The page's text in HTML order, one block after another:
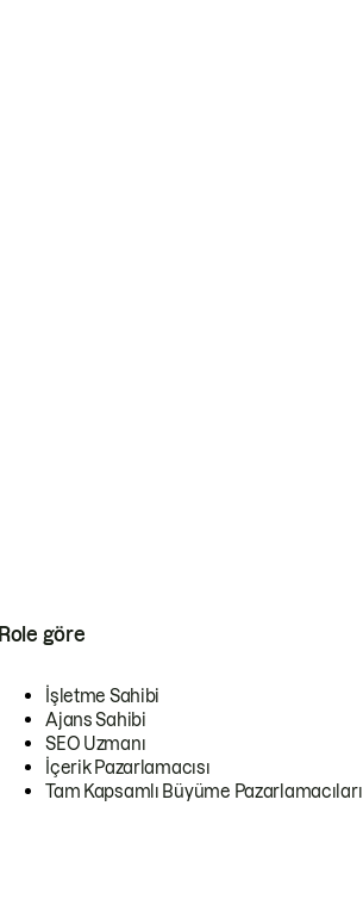
Role göre
İşletme Sahibi
Ajans Sahibi
SEO Uzmanı
İçerik Pazarlamacısı
Tam Kapsamlı Büyüme Pazarlamacıları